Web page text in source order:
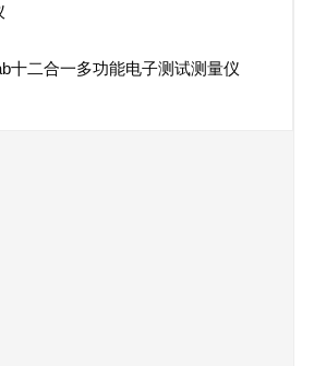
十二合一多功能电子测试测量仪